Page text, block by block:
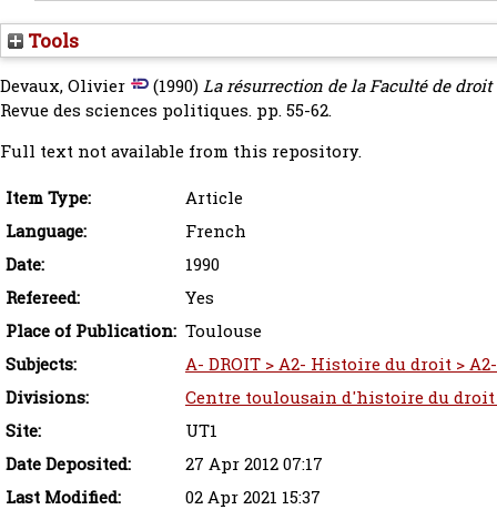
Tools
Devaux, Olivier (1990)La résurrection de la Faculté de
Revue des sciences politiques. pp. 55-62.
Full text not available from this repository.
Item Type:
Article
Language:
French
Date:
1990
Refereed:
Yes
Place of Publication: Toulouse
Subjects:
A- DROIT > A2- Histoire du droit >
Divisions:
Centre toulousain d'histoire du droit
Site:
UT1
Date Deposited:
27 Apr 2012 07:17
Last Modified:
02 Apr 2021 15:37